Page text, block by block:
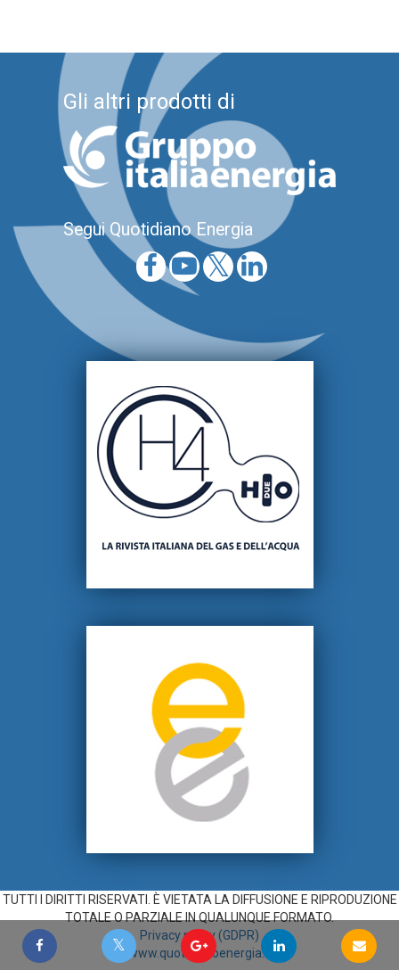
Gli altri prodotti di
Segui Quotidiano Energia
TUTTI I DIRITTI RISERVATI. È VIETATA LA DIFFUSIONE E RIPRODUZIONE
TOTALE O PARZIALE IN QUALUNQUE FORMATO.
Privacy policy (GDPR)
www.quotidianoenergia.it